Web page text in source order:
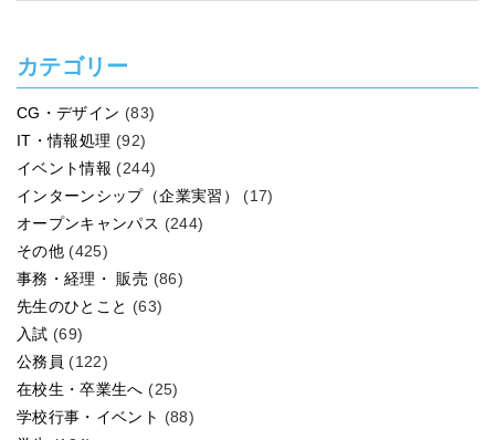
カテゴリー
CG・デザイン (83)
IT・情報処理 (92)
イベント情報 (244)
インターンシップ（企業実習）
(17)
オープンキャンパス (244)
その他 (425)
事務・経理・ 販売 (86)
先生のひとこと (63)
入試 (69)
公務員 (122)
在校生・卒業生へ (25)
学校行事・イベント (88)